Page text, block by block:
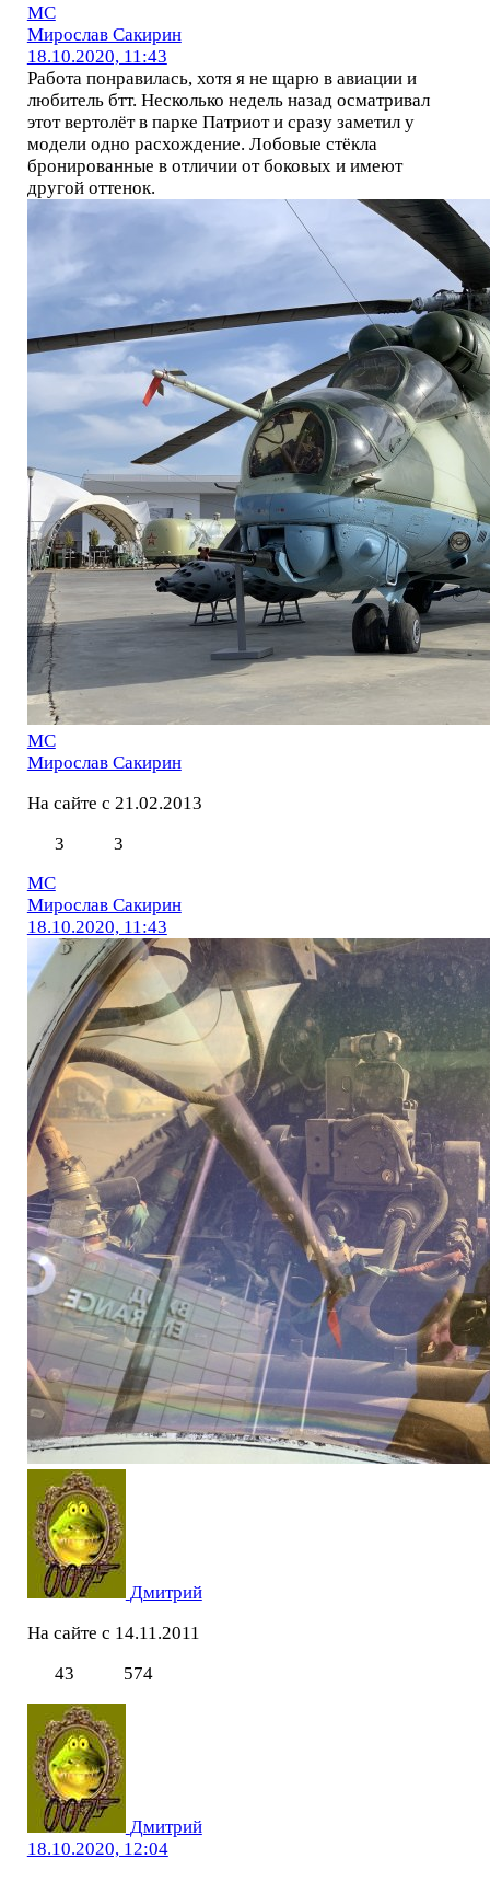
МС
Мирослав Сакирин
18.10.2020, 11:43
Работа понравилась, хотя я не щарю в авиации и
любитель бтт. Несколько недель назад осматривал
этот вертолёт в парке Патриот и сразу заметил у
модели одно расхождение. Лобовые стёкла
бронированные в отличии от боковых и имеют
другой оттенок.
МС
Мирослав Сакирин
На сайте с 21.02.2013
3
3
МС
Мирослав Сакирин
18.10.2020, 11:43
Дмитрий
На сайте с 14.11.2011
43
574
Дмитрий
18.10.2020, 12:04